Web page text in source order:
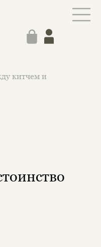
китчем и